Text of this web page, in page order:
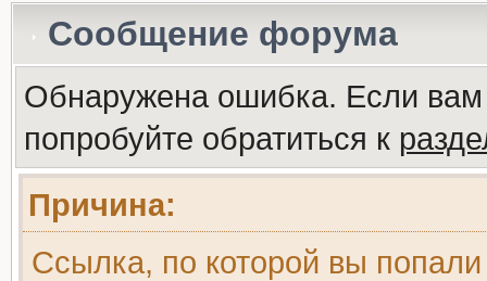
Сообщение форума
Обнаружена ошибка. Если
попробуйте обратиться к
Причина:
Ссылка, по которой вы